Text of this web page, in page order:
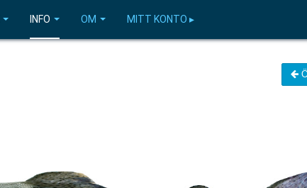
INFO OM MITT KONTO ▸